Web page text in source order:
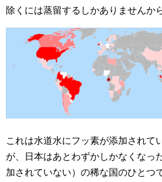
除くには蒸留するしかありませんか
これは水道水にフッ素が添加されて
が、日本はあとわずかしかなくなっ
加されていない）の稀な国のひとつ